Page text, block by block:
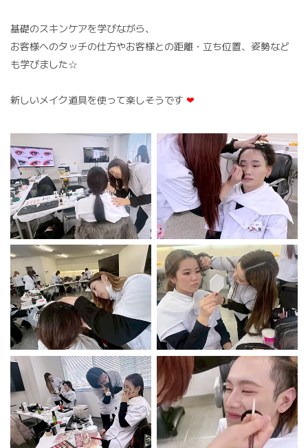
基礎のスキンケアを学びながら、
お客様へのタッチの仕方やお客様との距離・立ち位置、姿勢など
も学びました☆
新しいメイク道具を使って楽しそうです ❤︎